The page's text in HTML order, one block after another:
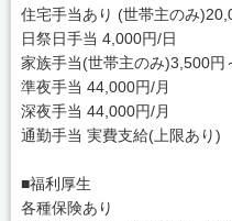
住宅手当あり (世帯主のみ
日祭日手当 4,000円/日
家族手当(世帯主のみ)3,500円
準夜手当 44,000円/月
深夜手当 44,000円/月
通勤手当 実費支給(上限あり)
■福利厚生
各種保険あり